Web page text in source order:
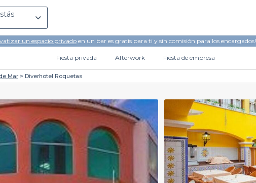
un espacio privadoen un bar es gratis para ti y sin comisión para los encargados!
Fiesta privada Afterwork Fiesta de empresa
Mar Diverhotel Roquetas